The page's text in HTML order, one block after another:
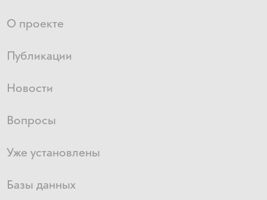
О проекте
Публикации
Новости
Вопросы
Уже установлены
Базы данных